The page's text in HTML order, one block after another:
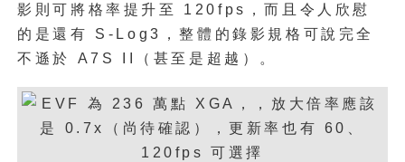
影則可將格率提升至 120fps，而且令人欣慰
的是還有 S-Log3，整體的錄影規格可說完全
不遜於 A7S II（甚至是超越）。